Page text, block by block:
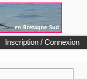
Inscription / Connexion